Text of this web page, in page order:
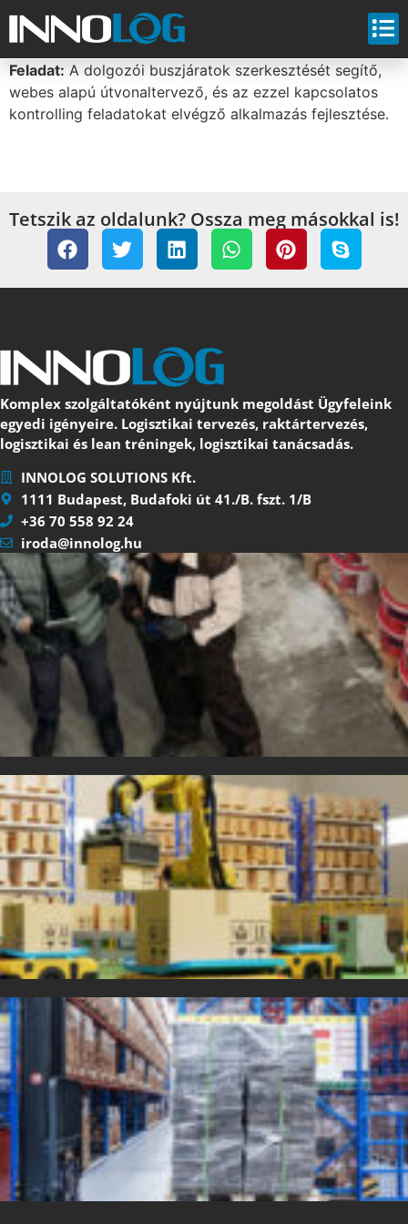
Feladat: A dolgozói buszjáratok szerkesztését segítő,
webes alapú útvonaltervező, és az ezzel kapcsolatos
kontrolling feladatokat elvégző alkalmazás fejlesztése.
Tetszik az oldalunk? Ossza meg másokkal is!
Komplex szolgáltatóként nyújtunk megoldást Ügyfeleink
egyedi igényeire. Logisztikai tervezés, raktártervezés,
logisztikai és lean tréningek, logisztikai tanácsadás.
INNOLOG SOLUTIONS Kft.
1111 Budapest, Budafoki út 41./B. fszt. 1/B
+36 70 558 92 24
iroda@innolog.hu